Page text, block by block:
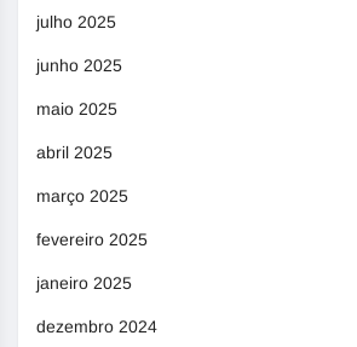
julho 2025
junho 2025
maio 2025
abril 2025
março 2025
fevereiro 2025
janeiro 2025
dezembro 2024